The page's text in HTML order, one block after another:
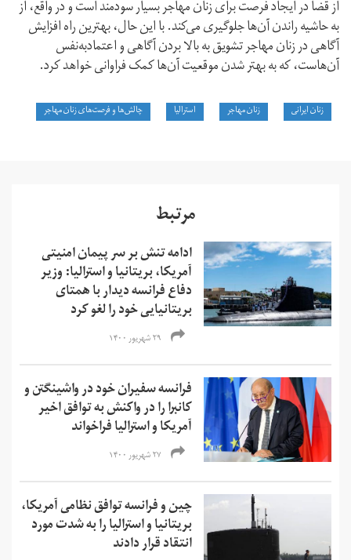
از قضا در ایجاد فرصت برای زنان مهاجر بسیار سودمند است و در واقع، از
به حاشیه راندن آن‌ها جلوگیری می‌کند. با این حال، بهترین راه افزایش
آگاهی در زنان مهاجر تشویق به بالا بردن آگاهی و اعتماد‌به‌نفس
آن‌هاست، که به بهتر شدن موقعیت آن‌ها کمک فراوانی خواهد کرد.
زنان ایرانی زنان مهاجر استرالیا چالش‌ها و فرصت‌های زنان مهاجر
مرتبط
ادامه تنش بر سر پیمان امنیتی
آمریکا، بریتانیا و استرالیا: وزیر
دفاع فرانسه دیدار با همتای
بریتانیایی‌ خود را لغو کرد
۲۹ شهریور ۱۴۰۰
فرانسه سفیران خود در واشینگتن و
کانبرا را در واکنش به توافق اخیر
آمریکا و استرالیا فراخواند
۲۷ شهریور ۱۴۰۰
چین و فرانسه توافق نظامی آمریکا،
بریتانیا و استرالیا را به شدت مورد
انتقاد قرار دادند